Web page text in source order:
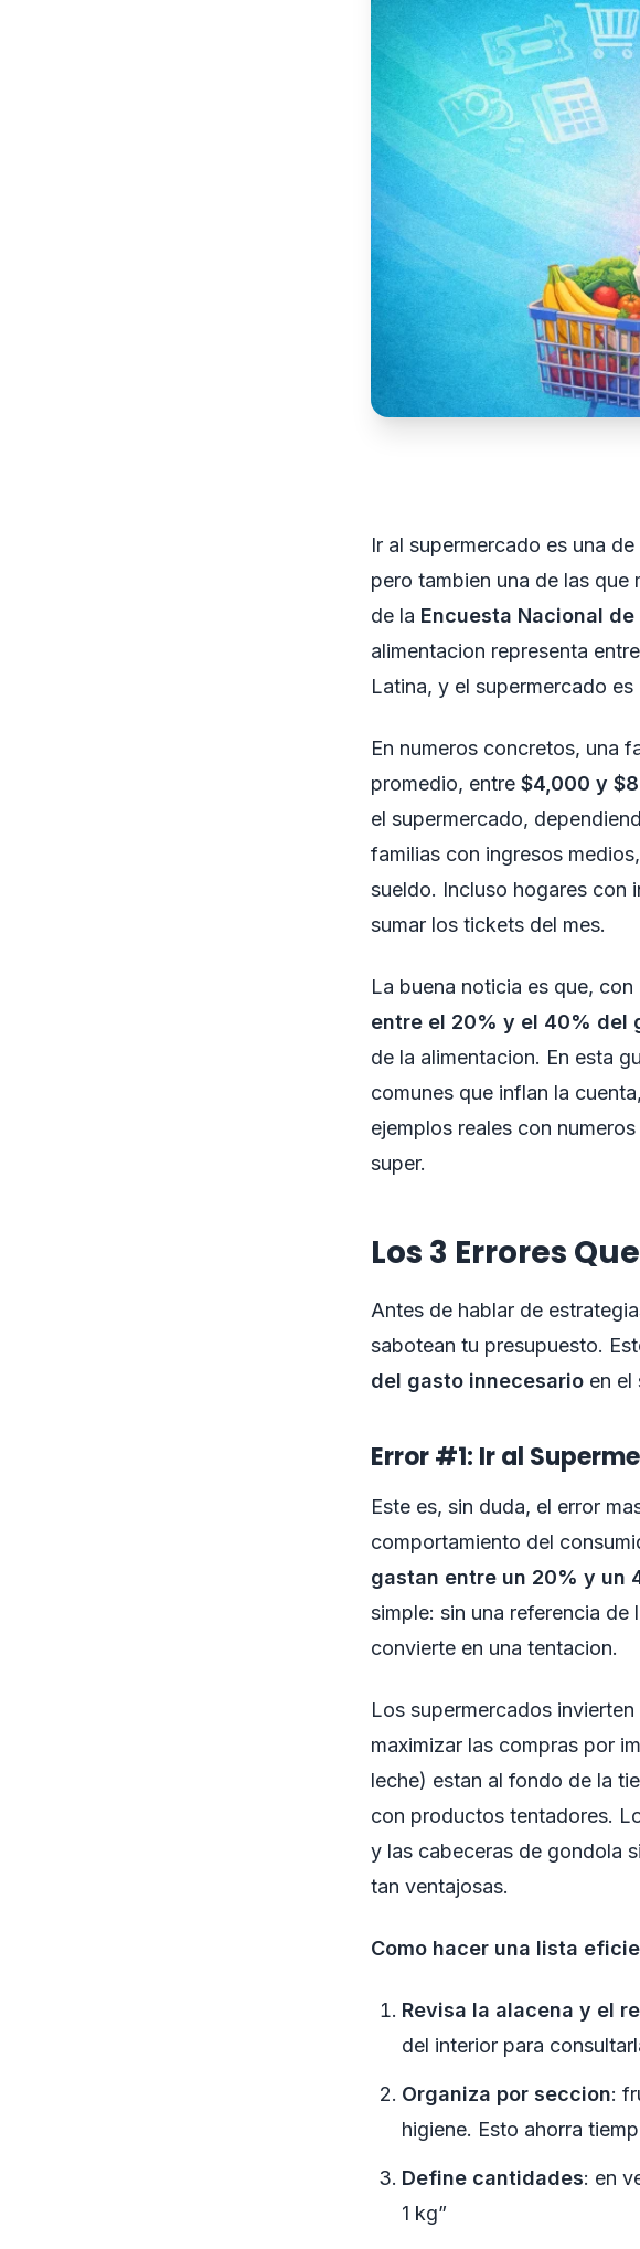
Ir al supermercado es una
pero tambien una de las que
de la Encuesta Nacional de
alimentacion representa
Latina, y el supermercado
En numeros concretos, una
promedio, entre $4,000 y
el supermercado,
familias con ingresos
sueldo. Incluso hogares con
sumar los tickets del mes.
La buena noticia es que,
entre el 20% y el 40% del
de la alimentacion. En esta
comunes que inflan la
ejemplos reales con
super.
Los 3 Errores
Antes de hablar de
sabotean tu presupuesto.
del gasto innecesario en el
Error #1: Ir al
Este es, sin duda, el error
comportamiento del
gastan entre un 20% y un
simple: sin una referencia
convierte en una tentacion.
Los supermercados invierten
maximizar las compras por
leche) estan al fondo de la
con productos tentadores.
y las cabeceras de gondola
tan ventajosas.
Como hacer una lista
Revisa la alacena y el
del interior para
Organiza por seccion:
higiene. Esto ahorra
Define cantidades: en
1 kg”